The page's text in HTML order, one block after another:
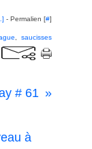
] - Permalien [#]
saucisses
# 61